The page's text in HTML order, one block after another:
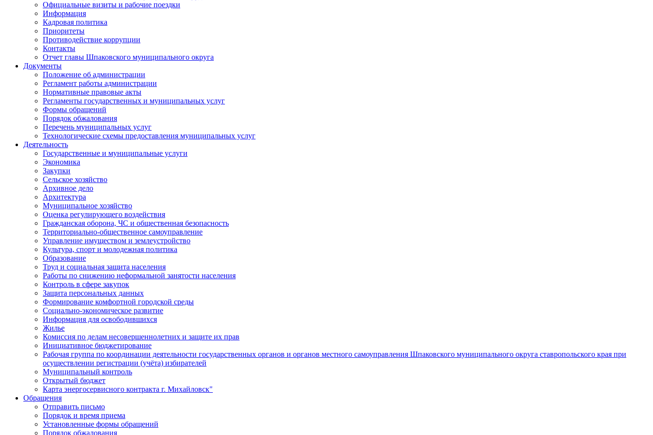
Официальные визиты и рабочие поездки
Информация
Кадровая политика
Приоритеты
Противодействие коррупции
Контакты
Отчет главы Шпаковского муниципального округа
Документы
Положение об администрации
Регламент работы администрации
Нормативные правовые акты
Регламенты государственных и муниципальных услуг
Формы обращений
Порядок обжалования
Перечень муниципальных услуг
Технологические схемы предоставления муниципальных услуг
Деятельность
Государственные и муниципальные услуги
Экономика
Закупки
Сельское хозяйство
Архивное дело
Архитектура
Муниципальное хозяйство
Оценка регулирующего воздействия
Гражданская оборона, ЧС и общественная безопасность
Территориально-общественное самоуправление
Управление имуществом и землеустройство
Культура, спорт и молодежная политика
Образование
Труд и социальная защита населения
Работы по снижению неформальной занятости населения
Контроль в сфере закупок
Защита персональных данных
Формирование комфортной городской среды
Социально-экономическое развитие
Информация для освободившихся
Жилье
Комиссия по делам несовершеннолетних и защите их прав
Инициативное бюджетирование
Рабочая группа по координации деятельности государственных органов и органов местного самоуправления Шпаковского муниципального округа ставропольского края при
осуществлении регистрации (учёта) избирателей
Муниципальный контроль
Открытый бюджет
Карта энергосервисного контракта г. Михайловск"
Обращения
Отправить письмо
Порядок и время приема
Установленные формы обращений
Порядок обжалования